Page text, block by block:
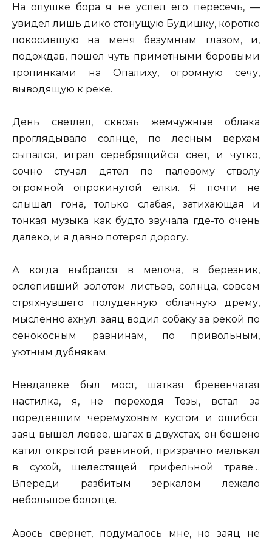
На опушке бора я не успел его пересечь, —
увидел лишь дико стонущую Будишку, коротко
покосившую на меня безумным глазом, и,
подождав, пошел чуть приметными боровыми
тропинками на Опалиху, огромную сечу,
выводящую к реке.
День светлел, сквозь жемчужные облака
проглядывало солнце, по лесным верхам
сыпался, играл серебрящийся свет, и чутко,
сочно стучал дятел по палевому стволу
огромной опрокинутой елки. Я почти не
слышал гона, только слабая, затихающая и
тонкая музыка как будто звучала где-то очень
далеко, и я давно потерял дорогу.
А когда выбрался в мелоча, в березник,
ослепивший золотом листьев, солнца, совсем
стряхнувшего полуденную облачную дрему,
мысленно ахнул: заяц водил собаку за рекой по
сенокосным равнинам, по привольным,
уютным дубнякам.
Невдалеке был мост, шаткая бревенчатая
настилка, я, не переходя Тезы, встал за
поредевшим черемуховым кустом и ошибся:
заяц вышел левее, шагах в двухстах, он бешено
катил открытой равниной, призрачно мелькал
в сухой, шелестящей грифельной траве…
Впереди разбитым зеркалом лежало
небольшое болотце.
Авось свернет, подумалось мне, но заяц не